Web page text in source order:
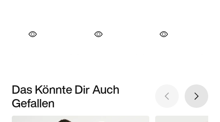
Das Könnte Dir Auch
Gefallen